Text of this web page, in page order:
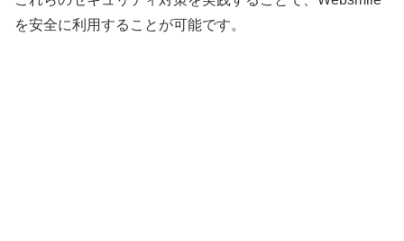
を安全に利用することが可能です。